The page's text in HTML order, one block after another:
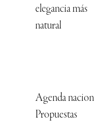
elegancia más
natural
Agenda
Propuestas